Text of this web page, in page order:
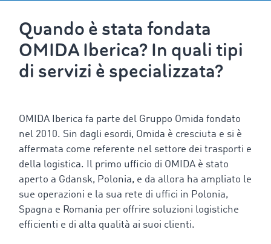
Quando è stata fondata
OMIDA Iberica? In quali tipi
di servizi è specializzata?
OMIDA Iberica fa parte del Gruppo Omida fondato
nel 2010. Sin dagli esordi, Omida è cresciuta e si è
affermata come referente nel settore dei trasporti e
della logistica. Il primo ufficio di OMIDA è stato
aperto a Gdansk, Polonia, e da allora ha ampliato le
sue operazioni e la sua rete di uffici in Polonia,
Spagna e Romania per offrire soluzioni logistiche
efficienti e di alta qualità ai suoi clienti.